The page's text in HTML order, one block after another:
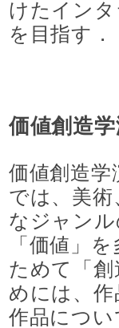
けたイン
を目指す．
価値創造
価値創造
では、美
なジャン
「価値」
ためて「
めには、
作品につ